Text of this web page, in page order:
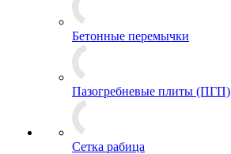
Бетонные перемычки
Пазогребневые плиты (ПГП)
Сетка рабица